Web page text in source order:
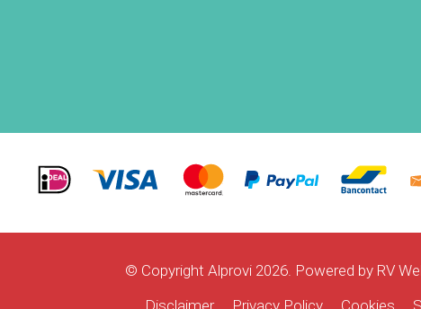
© Copyright Alprovi 2026. Powered by RV
Disclaimer
Privacy Policy Cookies